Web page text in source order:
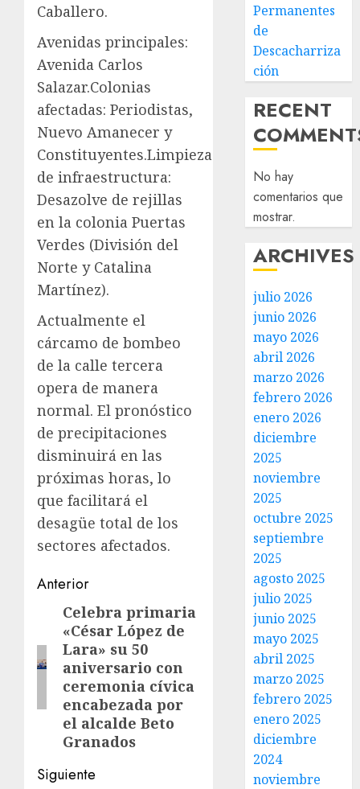
Caballero.
Avenidas principales:
Avenida Carlos
Salazar.Colonias
afectadas: Periodistas,
Nuevo Amanecer y
Constituyentes.Limpieza
de infraestructura:
Desazolve de rejillas
en la colonia Puertas
Verdes (División del
Norte y Catalina
Martínez).
Actualmente el
cárcamo de bombeo
de la calle tercera
opera de manera
normal. El pronóstico
de precipitaciones
disminuirá en las
próximas horas, lo
que facilitará el
desagüe total de los
sectores afectados.
Post
navigation
Anterior
Entrada
anterior:
Celebra primaria
«César López de
Lara» su 50
aniversario con
ceremonia cívica
encabezada por
el alcalde Beto
Granados
Siguiente
Permanentes
de
Descacharriza
ción
RECENT
No hay
comentarios que
mostrar.
ARCHIVES
julio 2026
junio 2026
mayo 2026
abril 2026
marzo 2026
febrero 2026
enero 2026
diciembre
2025
noviembre
2025
octubre 2025
septiembre
2025
agosto 2025
julio 2025
junio 2025
mayo 2025
abril 2025
marzo 2025
febrero 2025
enero 2025
diciembre
2024
noviembre